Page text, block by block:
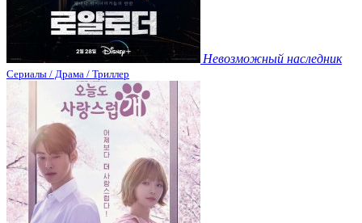
Невозможный наследник
Сериалы / Драма / Триллер